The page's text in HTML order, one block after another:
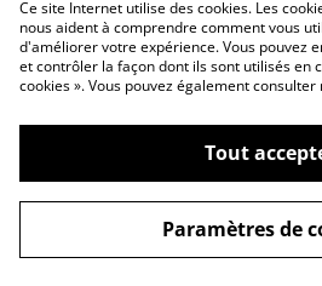
confidentialité
©2026Léna Canaud,
Ce site Internet utilise des cookies. Les
nous aident à comprendre comment vous
d'améliorer votre expérience. Vous pouvez
et contrôler la façon dont ils sont utilisés en
cookies ». Vous pouvez également consulter
Tout
Paramètres de